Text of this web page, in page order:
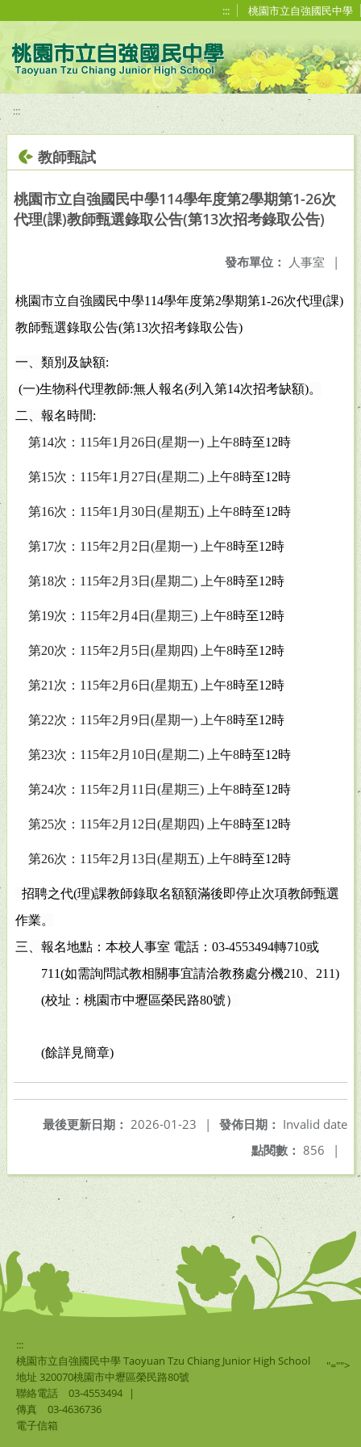
::: 桃園市立自強國民中學
:::
教師甄試
桃園市立自強國民中學114學年度第2學期第1-26次
代理(課)教師甄選錄取公告(第13次招考錄取公告)
發布單位： 人事室 |
桃園市立自強國民中學114學年度第2學期第1-26次代理(課)
教師甄選錄取公告(第13次招考錄取公告)
一、類別及缺額:
(一)生物科代理教師:無人報名(列入第14次招考缺額)。
二、報名時間:
第14次： 115年1 月 26日 (星期一) 上午8時至12時
第15次： 115年1 月 27日 (星期二) 上午8時至12時
第16次： 115年1 月 30日 (星期五) 上午8時至12時
第17次： 115年2 月 2 日 (星期一) 上午8時至12時
第18次： 115年2 月 3日 (星期二) 上午8時至12時
第19次： 115年2 月 4日 (星期三) 上午8時至12時
第20次： 115年2 月 5日 (星期四) 上午8時至12時
第21 次： 115年2 月 6日 (星期五) 上午8時至12時
第22次： 115年2 月 9日 (星期一) 上午8時至12時
第23次： 115年2 月 10日 (星期二) 上午8時至12時
第24次： 115年2 月 11 日 (星期三) 上午8時至12時
第25次： 115年2 月 12 日 (星期四) 上午8時至12時
第26次： 115年2 月 13日 (星期五) 上午8時至12時
招聘之代(理)課教師錄取名額額滿後即停止次項教師甄選
作業。
三、報名地點：本校人事室 電話： 03-4553494轉710或
711(如需詢問試教相關事宜請洽教務處分機210
211)
(校址：桃園市中壢區榮民路80號）
(餘詳見簡章)
發佈日期： Invalid date
最後更新日期： 2026-01-23
|
點閱數： 856 |
:::
桃園市立自強國民中學 Taoyuan Tzu Chiang Junior High School
地址 320070桃園市中壢區榮民路80號
聯絡電話
03-4553494
|
傳真
03-4636736
電子信箱
"="">